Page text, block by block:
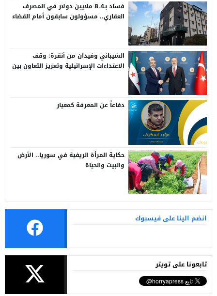
فساد بـ8.4 ملايين دولار في المصرف
العقاري.. مسؤولون سابقون أمام القضاء
الشيباني وفيدان من أنقرة: وقف
الاعتداءات الإسرائيلية وتعزيز التعاون بين
دفاعاً عن المعرفة كمعيار
حكاية المرأة الريفية في سوريا.. الأرض
والبيت والحياة
انضم الينا على فيسبوك
تابعونا على تويتر